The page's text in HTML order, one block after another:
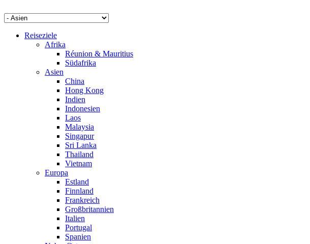
Reiseziele
Afrika
Réunion & Mauritius
Südafrika
Asien
China
Hong Kong
Indien
Indonesien
Laos
Malaysia
Singapur
Sri Lanka
Thailand
Vietnam
Europa
Estland
Finnland
Frankreich
Großbritannien
Italien
Portugal
Spanien